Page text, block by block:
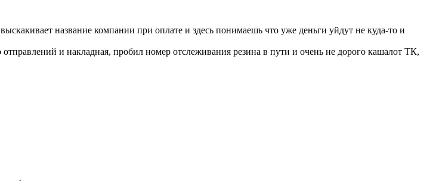
название компании при оплате и здесь понимаешь что уже деньги уйдут не куда-то и
и накладная, пробил номер отслеживания резина в пути и очень не дорого кашалот ТК,